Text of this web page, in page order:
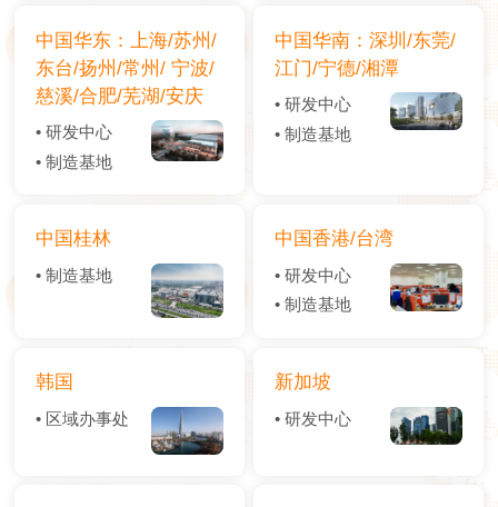
中国华东：上海/苏州/
东台/扬州/常州/ 宁波/
慈溪/合肥/芜湖/安庆
• 研发中心
• 制造基地
中国华南：深圳/东莞/
江门/宁德/湘潭
• 研发中心
• 制造基地
中国桂林
• 制造基地
中国香港/台湾
• 研发中心
• 制造基地
韩国
• 区域办事处
新加坡
• 研发中心